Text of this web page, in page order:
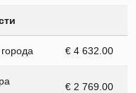
€ 4 632.00
€ 2 769.00